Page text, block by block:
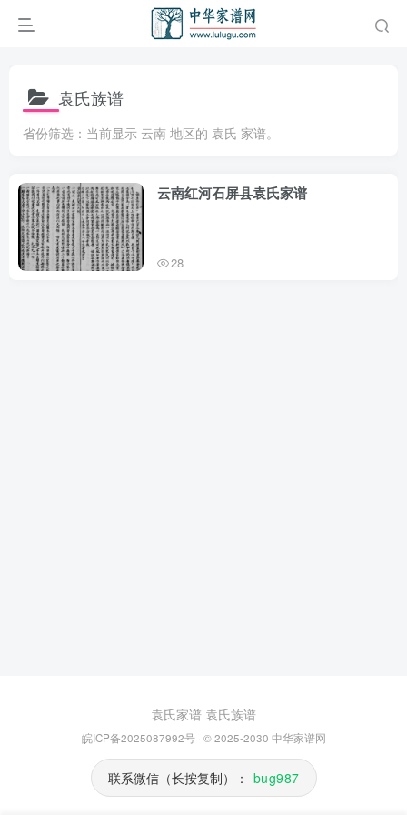
袁氏族谱
省份筛选：当前显示 云南 地区的 袁氏 家谱。
云南红河石屏县袁氏家谱
28
袁氏家谱 袁氏族谱
皖ICP备2025087992号· © 2025-2030 中华家谱网
联系微信（长按复制）： bug987